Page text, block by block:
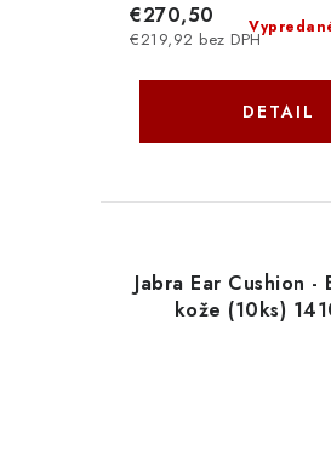
€219,92 bez DPH
€270,50
DETAIL
Jabra Ear Cushion -
kože (10ks)